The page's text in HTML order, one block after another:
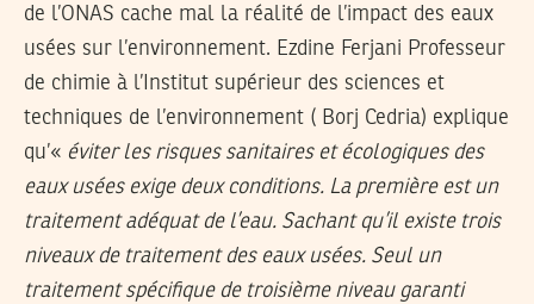
de l’ONAS cache mal la réalité de l’impact des eaux
usées sur l’environnement. Ezdine Ferjani Professeur
de chimie à l’Institut supérieur des sciences et
techniques de l’environnement ( Borj Cedria) explique
qu’« éviter les risques sanitaires et écologiques des
eaux usées exige deux conditions. La première est un
traitement adéquat de l’eau. Sachant qu’il existe trois
niveaux de traitement des eaux usées. Seul un
traitement spécifique de troisième niveau garanti